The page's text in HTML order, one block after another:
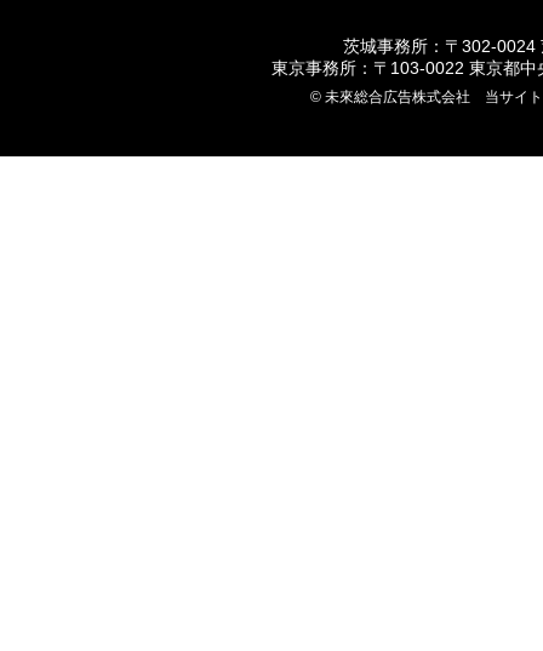
茨城事務所：〒302-0024
東京事務所：〒103-0022 東京都
© 未來総合広告株式会社 当サイ